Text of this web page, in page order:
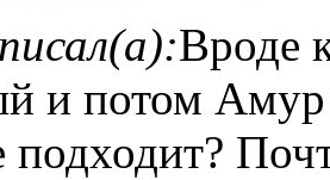
Вроде
и потом Амур
подходит?